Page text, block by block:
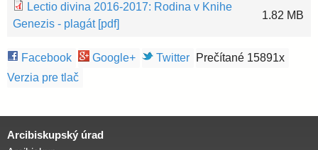
Lectio divina 2016-2017: Rodina v Knihe
Genezis - plagát [pdf]
1.82 MB
Facebook Google+ Twitter
Prečítané 15891x
Verzia pre tlač
Arcibiskupský úrad